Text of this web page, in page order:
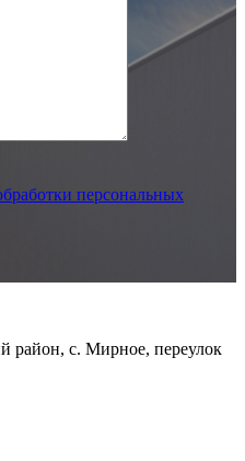
персональных
район, с. Мирное, переулок